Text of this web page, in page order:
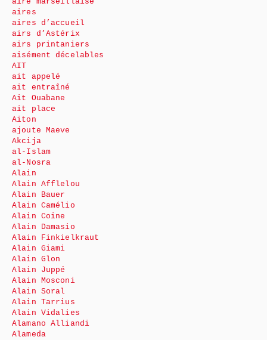
aires
aires d’accueil
airs d’Astérix
airs printaniers
aisément décelables
AIT
ait appelé
ait entraîné
Ait Ouabane
ait place
Aiton
ajoute Maeve
Akcija
al-Islam
al-Nosra
Alain
Alain Afflelou
Alain Bauer
Alain Camélio
Alain Coine
Alain Damasio
Alain Finkielkraut
Alain Giami
Alain Glon
Alain Juppé
Alain Mosconi
Alain Soral
Alain Tarrius
Alain Vidalies
Alamano Alliandi
Alameda